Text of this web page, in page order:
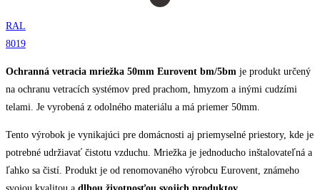
RAL
8019
Ochranná vetracia mriežka 50mm Eurovent bm/5bm je produkt určený
na ochranu vetracích systémov pred prachom, hmyzom a inými cudzími
telami. Je vyrobená z odolného materiálu a má priemer 50mm.
Tento výrobok je vynikajúci pre domácnosti aj priemyselné priestory, kde je
potrebné udržiavať čistotu vzduchu. Mriežka je jednoducho inštalovateľná a
ľahko sa čistí. Produkt je od renomovaného výrobcu Eurovent, známeho